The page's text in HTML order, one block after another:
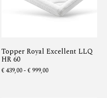
Topper Royal Excellent LLQ
HR 60
€439,00- € 999,00